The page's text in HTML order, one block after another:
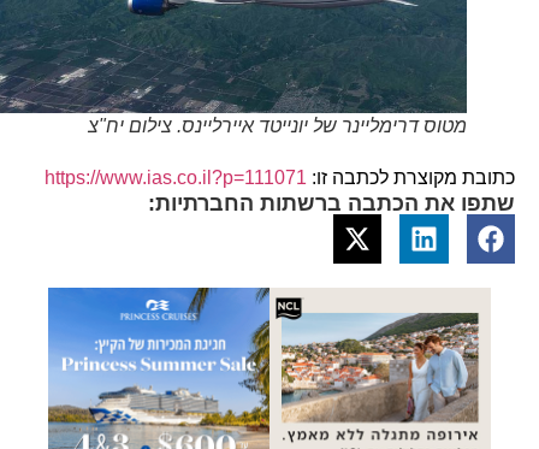
מטוס דרימליינר של יונייטד איירליינס. צילום יח"צ
כתובת מקוצרת לכתבה זו: https://www.ias.co.il?p=111071
שתפו את הכתבה ברשתות החברתיות: